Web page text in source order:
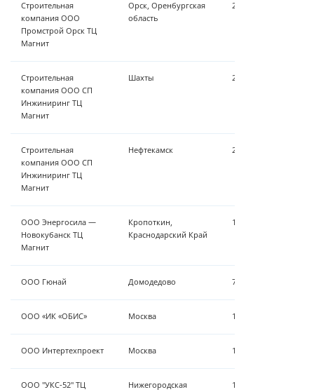
Строительная
компания ООО
Промстрой Орск ТЦ
Магнит
Орск, Оренбургская
область
2 м³/ч - умягчение/
Строительная
компания ООО СП
Инжиниринг ТЦ
Магнит
Шахты 2 м³/ч - умягчение/
Строительная
компания ООО СП
Инжиниринг ТЦ
Магнит
Нефтекамск 2 м³/ч - умягчение/
ООО Энергосила —
Новокубанск ТЦ
Магнит
Кропоткин,
Краснодарский Край
11 м³/ч - умягчение/
ООО Гюнай Домодедово 7 м³/ч- умягчение/
ООО «ИК «ОБИС» Москва 15 м³/ч - Установка
ООО Интертехпроект Москва 1,45 м³/ч - Установка
ООО "УКС-52" ТЦ
Нижегородская
10 м³/ч - поставка